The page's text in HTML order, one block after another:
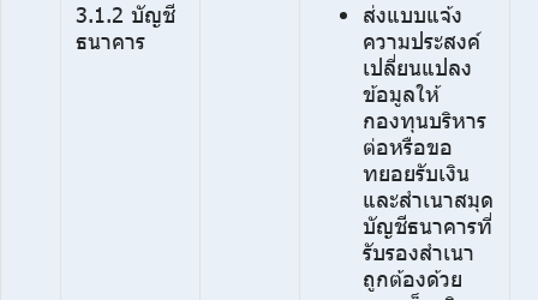
3.1.2 บัญชี
ธนาคาร
ส่งแบบแจ้ง
ความประสงค์
เปลี่ยนแปลง
ข้อมูลให้
กองทุนบริหาร
ต่อหรือขอ
ทยอยรับเงิน
และสำเนาสมุด
บัญชีธนาคารที่
รับรองสำเนา
ถูกต้องด้วย